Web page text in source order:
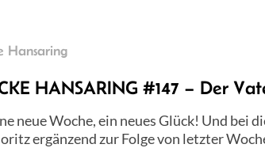
Hansaring
HANSARING #147 – Der
neue Woche, ein neues Glück! Und bei
ergänzend zur Folge von letzter